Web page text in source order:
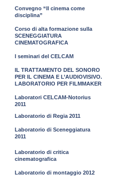
Convegno “Il cinema come
disciplina”
Corso di alta formazione sulla
SCENEGGIATURA
CINEMATOGRAFICA
I seminari del CELCAM
IL TRATTAMENTO DEL SONORO
PER IL CINEMA E L’AUDIOVISIVO.
LABORATORIO PER FILMMAKER
Laboratori CELCAM-Notorius
2011
Laboratorio di Regia 2011
Laboratorio di Sceneggiatura
2011
Laboratorio di critica
cinematografica
Laboratorio di montaggio 2012